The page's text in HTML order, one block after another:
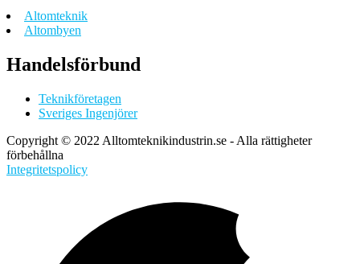
Altomteknik
Altombyen
Handelsförbund
Teknikföretagen
Sveriges Ingenjörer
Copyright © 2022 Alltomteknikindustrin.se - Alla rättigheter
förbehållna
Integritetspolicy